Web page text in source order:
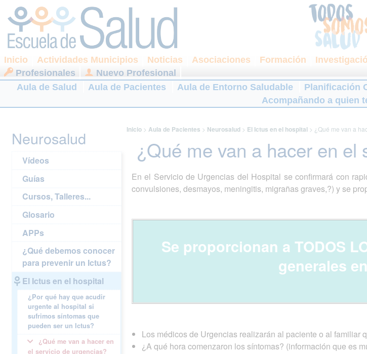
Inicio Actividades Municipios Noticias Asociaciones Formación
Profesionales
Nuevo Profesional
Aula de Salud
Aula de Pacientes Aula de Entorno Saludable Planificación
Acompañando a quien
Neurosalud
Vídeos
Guías
Cursos, Talleres...
Glosario
APPs
¿Qué debemos conocer
para prevenir un Ictus?
El Ictus en el hospital
¿Por qué hay que acudir
urgente al hospital si
sufrimos síntomas que
pueden ser un Ictus?
¿Qué me van a hacer en
el servicio de urgencias?
Inicio> Aula de Pacientes > Neurosalud> El Ictus en el hospital> ¿Qué me van a
¿Qué me van a hacer en el
En el Servicio de Urgencias del Hospital se confirmará con
convulsiones, desmayos, meningitis, migrañas graves,?) y se
Se proporcionan a TODOS
generales
Los médicos de Urgencias realizarán al paciente o al familiar
¿A qué hora comenzaron los síntomas? (información que es